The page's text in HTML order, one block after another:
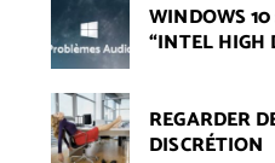
WINDOWS
“INTEL HIGH
REGARDER
DISCRÉTION